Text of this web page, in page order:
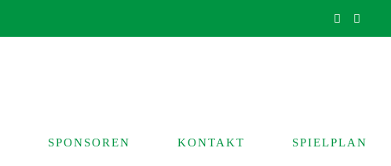
SPONSOREN KONTAKT SPIELPLAN